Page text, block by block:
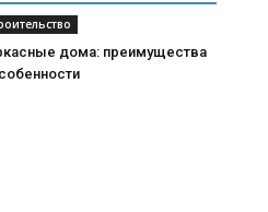
дома: преимущества